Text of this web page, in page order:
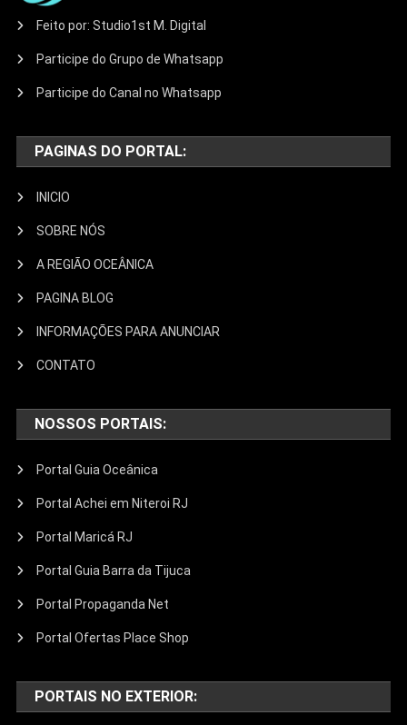
Feito por: Studio1st M. Digital
Participe do Grupo de Whatsapp
Participe do Canal no Whatsapp
PAGINAS DO PORTAL:
INICIO
SOBRE NÓS
A REGIÃO OCEÂNICA
PAGINA BLOG
INFORMAÇÕES PARA ANUNCIAR
CONTATO
NOSSOS PORTAIS:
Portal Guia Oceânica
Portal Achei em Niteroi RJ
Portal Maricá RJ
Portal Guia Barra da Tijuca
Portal Propaganda Net
Portal Ofertas Place Shop
PORTAIS NO EXTERIOR: